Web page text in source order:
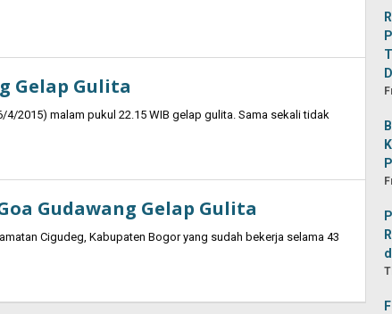
Gelap Gulita
2015) malam pukul 22.15 WIB gelap gulita. Sama sekali tidak
Gudawang Gelap Gulita
Cigudeg, Kabupaten Bogor yang sudah bekerja selama 43